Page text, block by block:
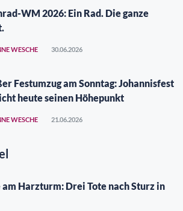
WM 2026: Ein Rad. Die ganze
WESCHE 30.06.2026
Festumzug am Sonntag: Johannisfest
heute seinen Höhepunkt
WESCHE 21.06.2026
am Harzturm: Drei Tote nach Sturz in